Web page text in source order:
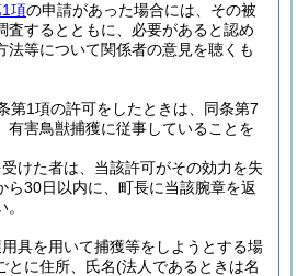
項の申請があった場合には、その被
査するとともに、必要があると認め
法等について関係者の意見を聴くも
第1項の許可をしたときは、同条第7
有害鳥獣捕獲に従事していることを
けた者は、当該許可がその効力を失
ら30日以内に、町長に当該腕章を返
具を用いて捕獲等をしようとする場
とに住所、氏名(法人であるときは名